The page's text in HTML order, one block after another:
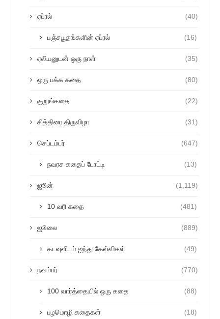
ஏப்ரல் (40)
பஞ்சபூதங்களின் ஏப்ரல் (16)
ஏலியனுடன் ஒரு நாள் (35)
ஒரு பக்க கதை (80)
குறுங்கதை (22)
சித்திரை திருவிழா (31)
செப்டம்பர் (647)
நவரச கதைப் போட்டி (13)
ஜூன் (1,119)
10 வரி கதை (481)
ஜூலை (889)
கடவுளிடம் ஐந்து கேள்விகள் (49)
நவம்பர் (770)
100 வார்த்தையில் ஒரு கதை (88)
பழமொழி கதைகள் (18)